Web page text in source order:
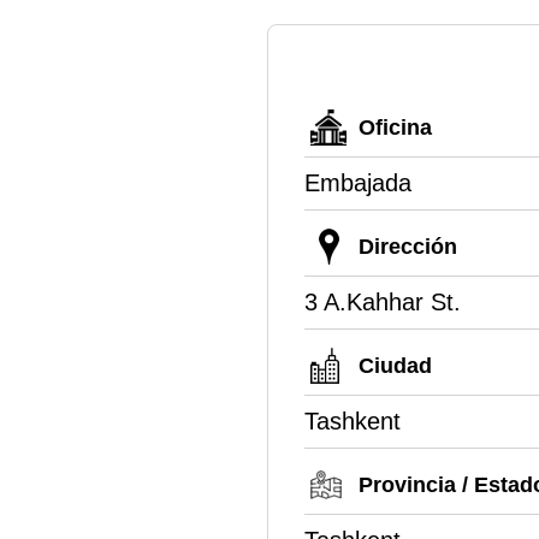
Oficina
Embajada
Dirección
3 A.Kahhar St.
Ciudad
Tashkent
Provincia /